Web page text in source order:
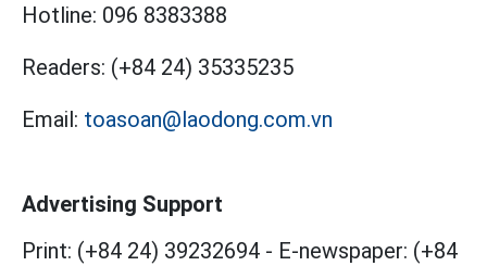
Hotline: 096 8383388
Readers: (+84 24) 35335235
Email: toasoan@laodong.com.vn
Advertising Support
Print: (+84 24) 39232694 - E-newspaper: (+84